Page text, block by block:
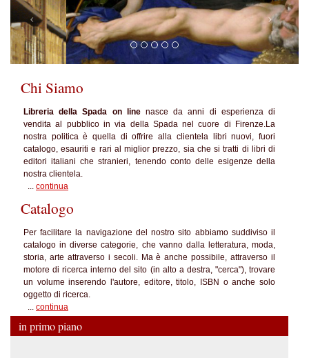
Chi Siamo
Libreria della Spada on line nasce da anni di esperienza di
vendita al pubblico in via della Spada nel cuore di Firenze.La
nostra politica è quella di offrire alla clientela libri nuovi, fuori
catalogo, esauriti e rari al miglior prezzo, sia che si tratti di libri di
editori italiani che stranieri, tenendo conto delle esigenze della
nostra clientela.
... continua
Catalogo
Per facilitare la navigazione del nostro sito abbiamo suddiviso il
catalogo in diverse categorie, che vanno dalla letteratura, moda,
storia, arte attraverso i secoli. Ma è anche possibile, attraverso il
motore di ricerca interno del sito (in alto a destra, "cerca"), trovare
un volume inserendo l'autore, editore, titolo, ISBN o anche solo
oggetto di ricerca.
... continua
in primo piano